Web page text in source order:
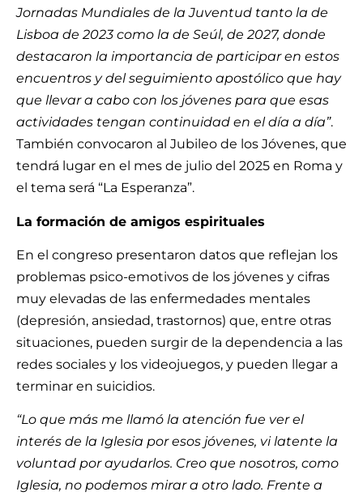
Jornadas Mundiales de la Juventud tanto la de
Lisboa de 2023 como la de Seúl, de 2027, donde
destacaron la importancia de participar en estos
encuentros y del seguimiento apostólico que hay
que llevar a cabo con los jóvenes para que esas
actividades tengan continuidad en el día a día”.
También convocaron al Jubileo de los Jóvenes, que
tendrá lugar en el mes de julio del 2025 en Roma y
el tema será “La Esperanza”.
La formación de amigos espirituales
En el congreso presentaron datos que reflejan los
problemas psico-emotivos de los jóvenes y cifras
muy elevadas de las enfermedades mentales
(depresión, ansiedad, trastornos) que, entre otras
situaciones, pueden surgir de la dependencia a las
redes sociales y los videojuegos, y pueden llegar a
terminar en suicidios.
“Lo que más me llamó la atención fue ver el
interés de la Iglesia por esos jóvenes, vi latente la
voluntad por ayudarlos. Creo que nosotros, como
Iglesia, no podemos mirar a otro lado. Frente a